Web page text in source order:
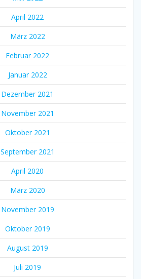
April 2022
März 2022
Februar 2022
Januar 2022
Dezember 2021
November 2021
Oktober 2021
September 2021
April 2020
März 2020
November 2019
Oktober 2019
August 2019
Juli 2019